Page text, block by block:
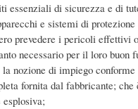
essenziali di sicurezza e di
e sistemi di
prevedere i pericoli effettivi
necessario per il loro
nozione di impiego
fornita dal fabbricante;